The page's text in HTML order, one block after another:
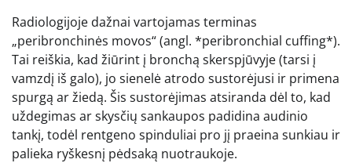
Radiologijoje dažnai vartojamas terminas
„peribronchinės movos“ (angl. *peribronchial cuffing*).
Tai reiškia, kad žiūrint į bronchą skerspjūvyje (tarsi į
vamzdį iš galo), jo sienelė atrodo sustorėjusi ir primena
spurgą ar žiedą. Šis sustorėjimas atsiranda dėl to, kad
uždegimas ar skysčių sankaupos padidina audinio
tankį, todėl rentgeno spinduliai pro jį praeina sunkiau ir
palieka ryškesnį pėdsaką nuotraukoje.